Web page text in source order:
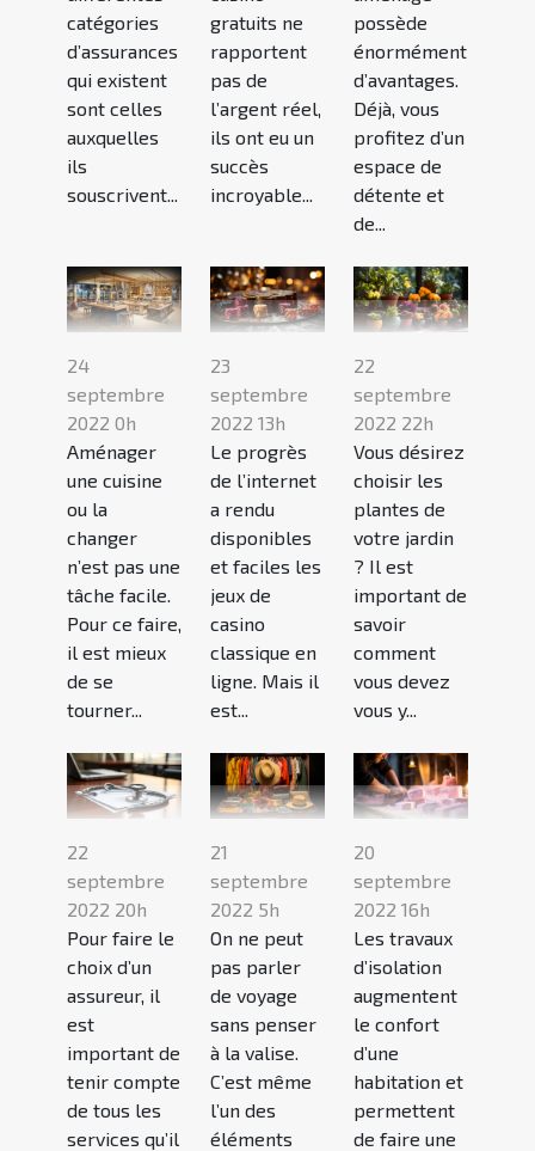
catégories
d’assurances
qui existent
sont celles
auxquelles
ils
souscrivent...
gratuits ne
rapportent
pas de
l’argent réel,
ils ont eu un
succès
incroyable...
possède
énormément
d’avantages.
Déjà, vous
profitez d’un
espace de
détente et
de...
24
septembre
2022 0h
Aménager
une cuisine
ou la
changer
n’est pas une
tâche facile.
Pour ce faire,
il est mieux
de se
tourner...
23
septembre
2022 13h
Le progrès
de l’internet
a rendu
disponibles
et faciles les
jeux de
casino
classique en
ligne. Mais il
est...
22
septembre
2022 22h
Vous désirez
choisir les
plantes de
votre jardin
? Il est
important de
savoir
comment
vous devez
vous y...
22
septembre
2022 20h
Pour faire le
choix d’un
assureur, il
est
important de
tenir compte
de tous les
services qu’il
21
septembre
2022 5h
On ne peut
pas parler
de voyage
sans penser
à la valise.
C’est même
l’un des
éléments
20
septembre
2022 16h
Les travaux
d’isolation
augmentent
le confort
d’une
habitation et
permettent
de faire une